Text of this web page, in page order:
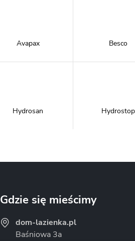
Avapax Besco
Hydrosan Hydrostop
Gdzie się mieścimy
dom-lazienka.pl
Baśniowa 3a